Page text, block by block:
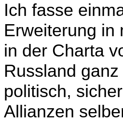
Ich fasse
Erweiterung in
in der Charta
Russland
politisch,
Allianzen